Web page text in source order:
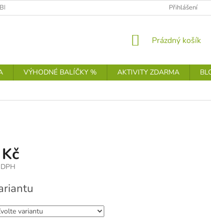
ÚDAJŮ Přihlášení
NÁKUPNÍ
Prázdný košík
VÝHODNÉ BALÍČKY % AKTIVITY ZDARMA